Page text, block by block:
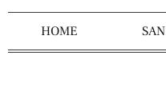
HOME